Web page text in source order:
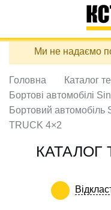
Перейти
вмісту
навигация
КАТАЛОГ ТЕХНІКИ
ДОСТАВКА ТА
ПРО НАС
ВІДГУКИ
КОНТАКТИ
КОРИСНІ СТАТТІ
Ми не надаємо
Головна Каталог
Бортові автомобілі
Бортовий
TRUCK 4×2
КАТАЛОГ